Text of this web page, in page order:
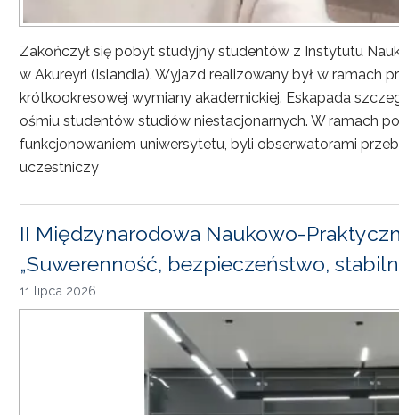
Zakończył się pobyt studyjny studentów z Instytutu
w Akureyri (Islandia). Wyjazd realizowany był w ramach
krótkookresowej wymiany akademickiej. Eskapada
ośmiu studentów studiów niestacjonarnych. W ramach
funkcjonowaniem uniwersytetu, byli obserwatorami
uczestniczy
II Międzynarodowa Naukowo-
„Suwerenność, bezpieczeństwo,
11 lipca 2026